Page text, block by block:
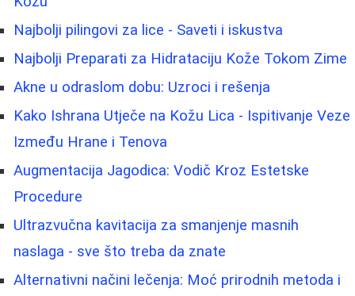
Najbolji pilingovi za lice - Saveti i iskustva
Najbolji Preparati za Hidrataciju Kože Tokom Zime
Akne u odraslom dobu: Uzroci i rešenja
Kako Ishrana Utječe na Kožu Lica - Ispitivanje Veze
Između Hrane i Tenova
Augmentacija Jagodica: Vodič Kroz Estetske
Procedure
Ultrazvučna kavitacija za smanjenje masnih
naslaga - sve što treba da znate
Alternativni načini lečenja: Moć prirodnih metoda i